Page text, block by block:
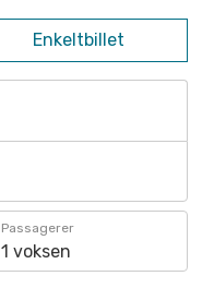
Enkeltbillet
Passagerer
1 voksen